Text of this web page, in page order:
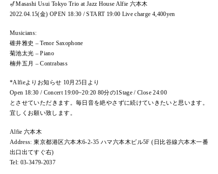
🎷Masashi Usui Tokyo Trio at Jazz House Alfie 六本木
2022.04.15(金) OPEN 18:30 / START 19:00 Live charge 4,400yen
Musicians:
碓井雅史 – Tenor Saxophone
菊池太光 – Piano
楠井五月 – Contrabass
*Alfieよりお知らせ 10月25日より
Open 18:30 / Concert 19:00~20:20 80分の1Stage / Close 24:00
とさせていただきます。毎日音を絶やさずに続けていきたいと思います。
宜しくお願い致します。
Alfie 六本木
Address: 東京都港区六本木6-2-35 ハマ六本木ビル5F (日比谷線六本木一番
出口出てすぐ右)
Tel: 03-3479-2037